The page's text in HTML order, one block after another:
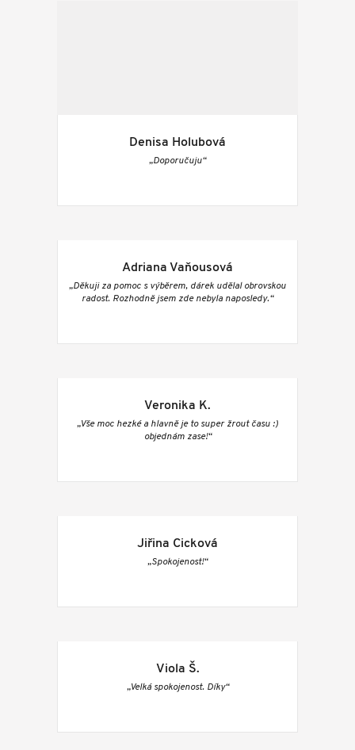
Denisa Holubová
„Doporučuju“
Adriana Vaňousová
„Děkuji za pomoc s výběrem, dárek udělal obrovskou
radost. Rozhodně jsem zde nebyla naposledy.“
Veronika K.
„Vše moc hezké a hlavně je to super žrout času :)
objednám zase!“
Jiřina Cicková
„Spokojenost!“
Viola Š.
„Velká spokojenost. Díky“